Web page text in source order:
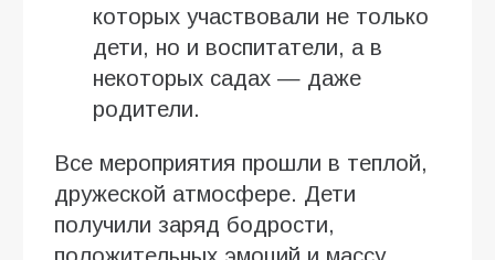
которых участвовали не только
дети, но и воспитатели, а в
некоторых садах — даже
родители.
Все мероприятия прошли в теплой,
дружеской атмосфере. Дети
получили заряд бодрости,